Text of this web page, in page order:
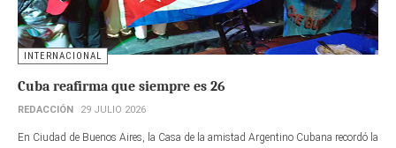
INTERNACIONAL
Cuba reafirma que siempre es 26
REDACCIÓN 29 JULIO 2026
En Ciudad de Buenos Aires, la Casa de la amistad Argentino Cubana recordó la